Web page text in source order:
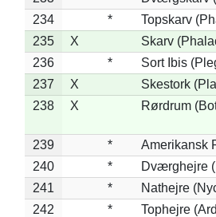
234
*
Topskarv
235
X
Skarv
236
*
Sort Ibis
237
X
Skestork
238
X Rørdrum
239 *
Amerikansk
240
*
Dværghejre
241
*
Nathejre
242
*
Tophejre